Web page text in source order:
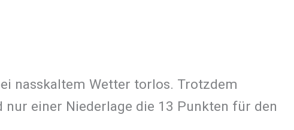
nasskaltem Wetter torlos. Trotzdem
einer Niederlage die 13 Punkten für den